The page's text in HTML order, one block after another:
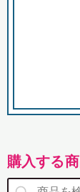
購入する